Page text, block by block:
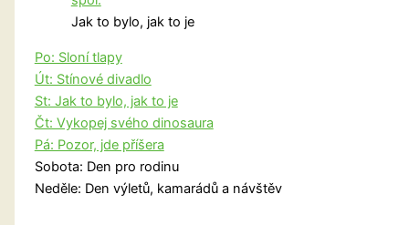
Jak to bylo, jak to je
Po: Sloní tlapy
Út: Stínové divadlo
St: Jak to bylo, jak to je
Čt: Vykopej svého dinosaura
Pá: Pozor, jde příšera
Sobota: Den pro rodinu
Neděle: Den výletů, kamarádů a návštěv